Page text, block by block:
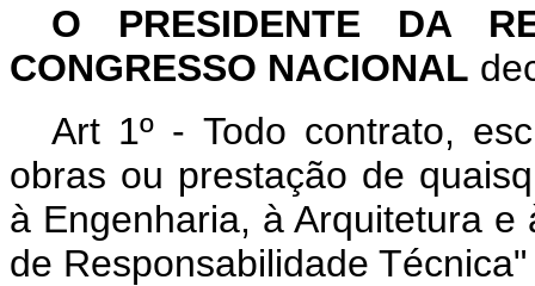
O PRESIDENTE DA
CONGRESSO NACIONAL
Art 1º - Todo contrato,
obras ou prestação de
à Engenharia, à Arquitetura
de Responsabilidade